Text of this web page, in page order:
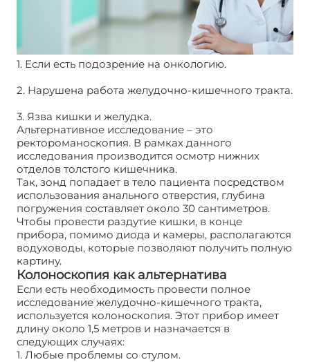
1. Если есть подозрение на онкологию.
2. Нарушена работа желудочно-кишечного тракта.
3. Язва кишки и желудка.
Альтернативное исследование – это
ректороманоскопия. В рамках данного
исследования производится осмотр нижних
отделов толстого кишечника.
Так, зонд попадает в тело пациента посредством
использования анального отверстия, глубина
погружения составляет около 30 сантиметров.
Чтобы провести раздутие кишки, в конце
прибора, помимо диода и камеры, располагаются
водуховоды, которые позволяют получить полную
картину.
Колоноскопия как альтернатива
Если есть необходимость провести полное
исследование желудочно-кишечного тракта,
используется колоноскопия. Этот прибор имеет
длину около 1,5 метров и назначается в
следующих случаях:
1. Любые проблемы со стулом.